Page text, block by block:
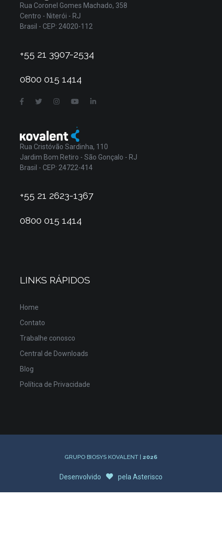
Rua Coronel Gomes Machado, 358
Centro - Niterói - RJ
Brasil - CEP: 24020-112
+55 21 3907-2534
0800 015 1414
Rua Cristóvão Sardinha, 110
Jardim Bom Retiro - São Gonçalo - RJ
Brasil - CEP: 24722-414
+55 21 2623-1367
0800 015 1414
LINKS RÁPIDOS
Home
Contato
Trabalhe conosco
Central de Downloads
Blog
Política de Privacidade
GRUPO BIOSYS KOVALENT | 2026
Desenvolvido pela Asterisco